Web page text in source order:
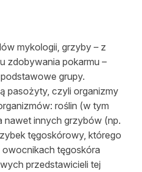
mykologii, grzyby – z
zdobywania pokarmu –
grupy.
pasożyty, czyli organizmy
roślin (w tym
nawet innych grzybów (np.
tęgoskórowy, którego
tęgoskóra
przedstawicieli tej